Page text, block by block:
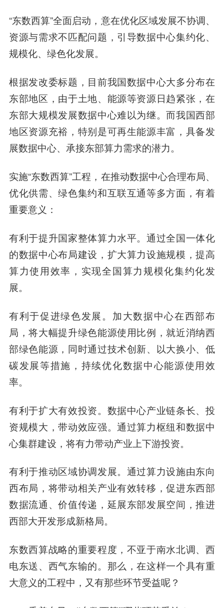
“东数西算”全面启动，意在优化区域发展不协调、
资源与需求不匹配问题，引导数据中心集约化、
规模化、绿色化发展。
根据发改委标题，目前我国数据中心大多分布在
东部地区，由于土地、能源等资源日趋紧张，在
东部大规模发展数据中心难以为继。而我国西部
地区资源充裕，特别是可再生能源丰富，具备发
展数据中心、承接东部算力需求的潜力。
实施“东数西算”工程，在推动数据中心合理布局、
优化供需、绿色集约和互联互通等多方面，有着
重要意义：
有利于提升国家整体算力水平。通过全国一体化
的数据中心布局建设，扩大算力设施规模，提高
算力使用效率，实现全国算力规模化集约化发
展。
有利于促进绿色发展。加大数据中心在西部布
局，将大幅提升绿色能源使用比例，就近消纳西
部绿色能源，同时通过技术创新、以大换小、低
碳发展等措施，持续优化数据中心能源使用效
率。
有利于扩大有效投资。数据中心产业链条长、投
资规模大，带动效应强。通过算力枢纽和数据中
心集群建设，将有力带动产业上下游投资。
有利于推动区域协调发展。通过算力设施由东向
西布局，将带动相关产业有效转移，促进东西部
数据流通、价值传递，延展东部发展空间，推进
西部大开发形成新格局。
东数西算战略的重要程度，不亚于南水北调、西
电东送、西气东输的。那么，在这样一个具有重
大意义的工程中，又有那些环节受益呢？